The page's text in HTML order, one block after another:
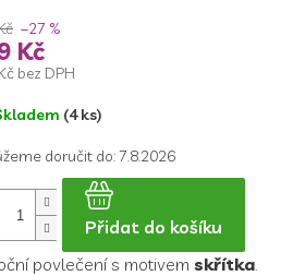
–27 %
Kč
bez DPH
(4 ks)
doručit do: 7.8.2026
Přidat do košíku
povlečení s motivem skřítka.